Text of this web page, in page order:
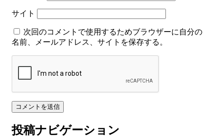
サイト
次回のコメントで使用するためブラウザーに自分の
名前、メールアドレス、サイトを保存する。
投稿ナビゲーション